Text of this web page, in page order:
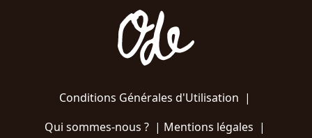
Conditions Générales d'Utilisation |
Qui sommes-nous ?| Mentions légales |